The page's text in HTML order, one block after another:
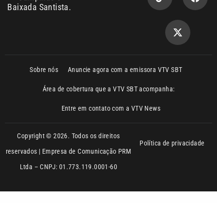
Anuncie agora com a emissora VTV SBT
Área de cobertura que a VTV SBT acompanha:
Entre em contato com a VTV News
Copyright © 2026. Todos os direitos